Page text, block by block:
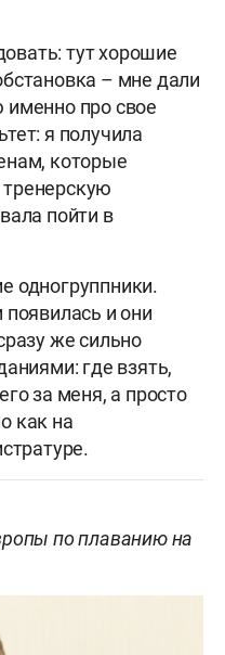
тут хорошие
– мне дали
именно про свое
я получила
которые
пойти в
одногруппники.
и они
же сильно
где взять,
за меня, а просто
как на
по плаванию на